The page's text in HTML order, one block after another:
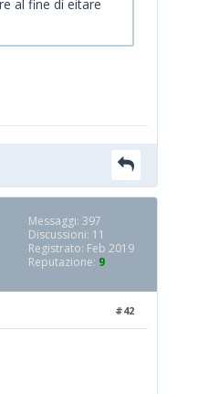
al fine di eitare
Messaggi: 397
Discussioni: 11
Registrato: Feb 2019
Reputazione: 9
#42